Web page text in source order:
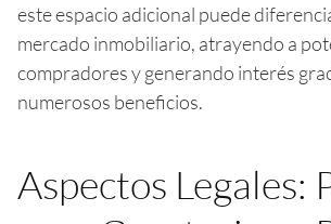
este espacio adicional puede
mercado inmobiliario, atrayendo a
compradores y generando interés
numerosos beneficios.
Aspectos Legales: